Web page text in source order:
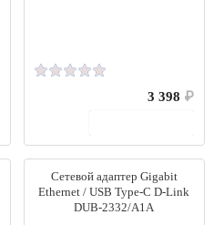
3 398 ₽
Сетевой адаптер Gigabit
Ethernet / USB Type-C D-Link
DUB-2332/A1A